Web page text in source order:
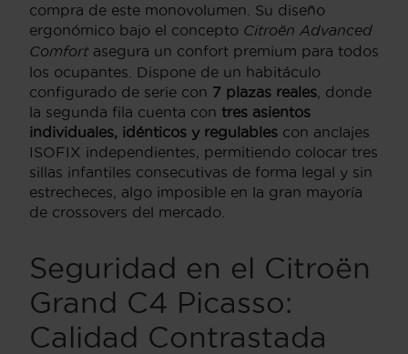
compra de este monovolumen. Su diseño
ergonómico bajo el concepto Citroën Advanced
Comfort asegura un confort premium para todos
los ocupantes. Dispone de un habitáculo
configurado de serie con 7 plazas reales , donde
la segunda fila cuenta con tres asientos
individuales, idénticos y regulables con anclajes
ISOFIX independientes, permitiendo colocar tres
sillas infantiles consecutivas de forma legal y sin
estrecheces, algo imposible en la gran mayoría
de crossovers del mercado.
Seguridad en el Citroën
Grand C4 Picasso:
Calidad Contrastada